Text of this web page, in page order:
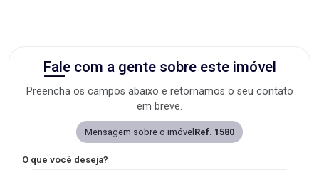
Fale com a gente sobre este imóvel
Preencha os campos abaixo e retornamos o seu contato
em breve.
Mensagem sobre o imóvel Ref. 1580
O que você deseja?